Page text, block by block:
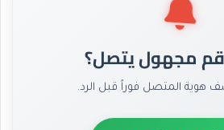
مجهول يتصل؟
هوية المتصل فوراً قبل الرد.